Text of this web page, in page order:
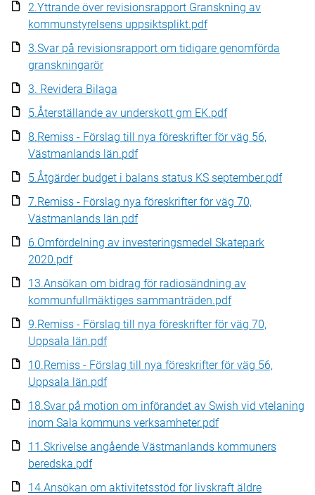
2.Yttrande över revisionsrapport Granskning av
kommunstyrelsens uppsiktsplikt.pdf
3.Svar på revisionsrapport om tidigare genomförda
granskningarör
3. Revidera Bilaga
5.Återställande av underskott gm EK.pdf
8.Remiss - Förslag till nya föreskrifter för väg 56,
Västmanlands län.pdf
5.Åtgärder budget i balans status KS september.pdf
7.Remiss - Förslag nya föreskrifter för väg 70,
Västmanlands län.pdf
6.Omfördelning av investeringsmedel Skatepark
2020.pdf
13.Ansökan om bidrag för radiosändning av
kommunfullmäktiges sammanträden.pdf
9.Remiss - Förslag till nya föreskrifter för väg 70,
Uppsala län.pdf
10.Remiss - Förslag till nya föreskrifter för väg 56,
Uppsala län.pdf
18.Svar på motion om införandet av Swish vid vtelaning
inom Sala kommuns verksamheter.pdf
11.Skrivelse angående Västmanlands kommuners
beredska.pdf
14.Ansökan om aktivitetsstöd för livskraft äldre